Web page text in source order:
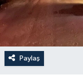
Paylaş